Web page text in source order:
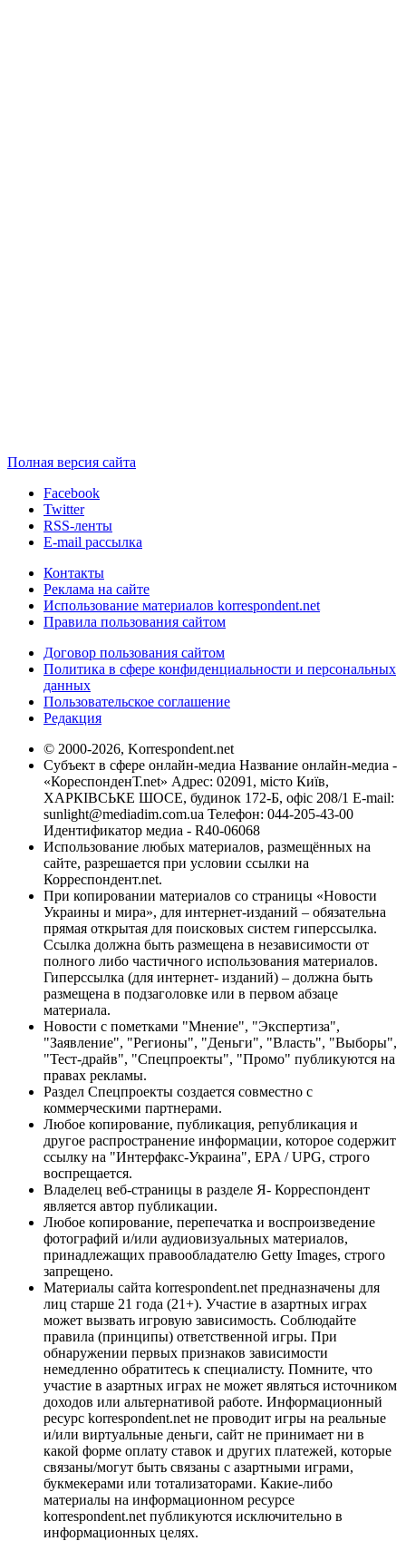
Полная версия сайта
Facebook
Twitter
RSS-ленты
E-mail рассылка
Контакты
Реклама на сайте
Использование материалов korrespondent.net
Правила пользования сайтом
Договор пользования сайтом
Политика в сфере конфиденциальности и персональных
данных
Пользовательское соглашение
Редакция
© 2000-2026, Korrespondent.net
Субъект в сфере онлайн-медиа Название онлайн-медиа -
«КореспонденТ.net» Адрес: 02091, місто Київ,
ХАРКІВСЬКЕ ШОСЕ, будинок 172-Б, офіс 208/1 E-mail:
sunlight@mediadim.com.ua Телефон: 044-205-43-00
Идентификатор медиа - R40-06068
Использование любых материалов, размещённых на
сайте, разрешается при условии ссылки на
Корреспондент.net.
При копировании материалов со страницы «Новости
Украины и мира», для интернет-изданий – обязательна
прямая открытая для поисковых систем гиперссылка.
Ссылка должна быть размещена в независимости от
полного либо частичного использования материалов.
Гиперссылка (для интернет- изданий) – должна быть
размещена в подзаголовке или в первом абзаце
материала.
Новости с пометками "Мнение", "Экспертиза",
"Заявление", "Регионы", "Деньги", "Власть", "Выборы",
"Тест-драйв", "Спецпроекты", "Промо" публикуются на
правах рекламы.
Раздел Спецпроекты создается совместно с
коммерческими партнерами.
Любое копирование, публикация, републикация и
другое распространение информации, которое содержит
ссылку на "Интерфакс-Украина", EPA / UPG, строго
воспрещается.
Владелец веб-страницы в разделе Я- Корреспондент
является автор публикации.
Любое копирование, перепечатка и воспроизведение
фотографий и/или аудиовизуальных материалов,
принадлежащих правообладателю Getty Images, строго
запрещено.
Материалы сайта korrespondent.net предназначены для
лиц старше 21 года (21+). Участие в азартных играх
может вызвать игровую зависимость. Соблюдайте
правила (принципы) ответственной игры. При
обнаружении первых признаков зависимости
немедленно обратитесь к специалисту. Помните, что
участие в азартных играх не может являться источником
доходов или альтернативой работе. Информационный
ресурс korrespondent.net не проводит игры на реальные
и/или виртуальные деньги, сайт не принимает ни в
какой форме оплату ставок и других платежей, которые
связаны/могут быть связаны с азартными играми,
букмекерами или тотализаторами. Какие-либо
материалы на информационном ресурсе
korrespondent.net публикуются исключительно в
информационных целях.